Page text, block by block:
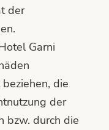
der
Garni
die
der
bzw. durch die